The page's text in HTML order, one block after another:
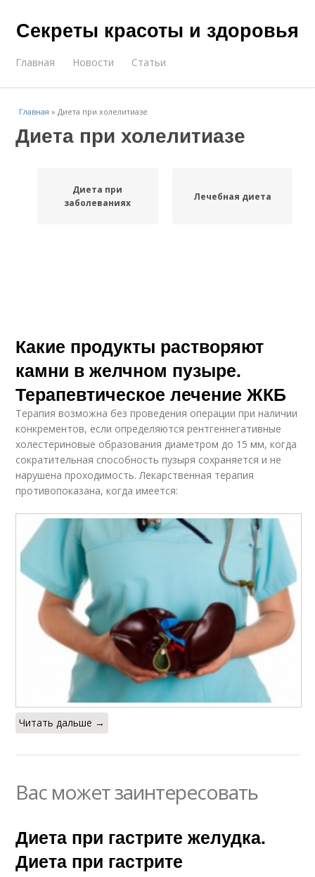
Секреты красоты и здоровья
Главная Новости Статьи
Главная »Диета при холелитиазе
Диета при холелитиазе
Диета при
заболеваниях
Лечебная диета
Какие продукты растворяют
камни в желчном пузыре.
Терапевтическое лечение ЖКБ
Терапия возможна без проведения операции при наличии
конкрементов, если определяются рентгеннегативные
холестериновые образования диаметром до 15 мм, когда
сократительная способность пузыря сохраняется и не
нарушена проходимость. Лекарственная терапия
противопоказана, когда имеется:
Читать дальше →
Вас может заинтересовать
Диета при гастрите желудка.
Диета при гастрите